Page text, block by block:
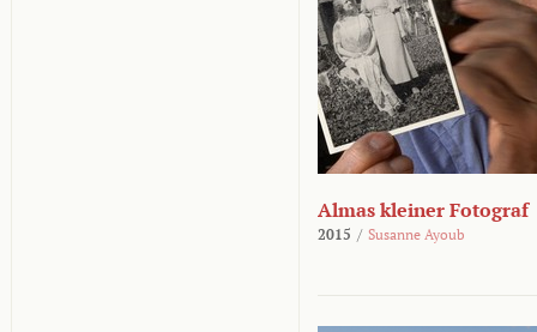
Almas kleiner Fotograf
2015 / Susanne Ayoub